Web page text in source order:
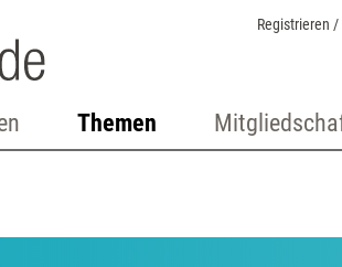
Registrieren
Themen